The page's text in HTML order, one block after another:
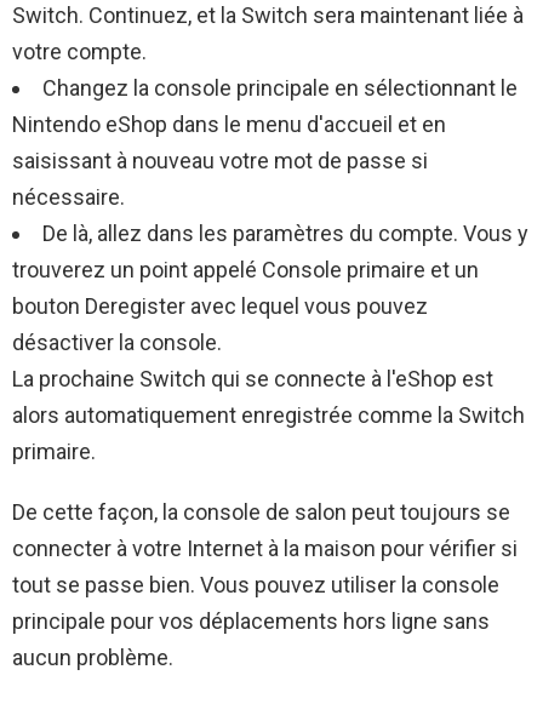
Switch. Continuez, et la Switch sera maintenant liée à
votre compte.
Changez la console principale en sélectionnant le
Nintendo eShop dans le menu d'accueil et en
saisissant à nouveau votre mot de passe si
nécessaire.
De là, allez dans les paramètres du compte. Vous y
trouverez un point appelé Console primaire et un
bouton Deregister avec lequel vous pouvez
désactiver la console.
La prochaine Switch qui se connecte à l'eShop est
alors automatiquement enregistrée comme la Switch
primaire.
De cette façon, la console de salon peut toujours se
connecter à votre Internet à la maison pour vérifier si
tout se passe bien. Vous pouvez utiliser la console
principale pour vos déplacements hors ligne sans
aucun problème.